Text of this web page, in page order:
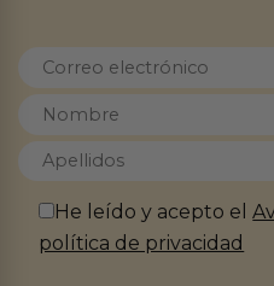
He leído y acepto el
política de privacidad